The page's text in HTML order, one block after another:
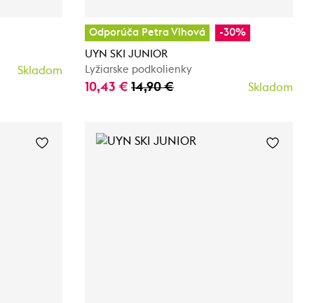
Skladom
Odporúča Petra Vlhová -30%
UYN SKI JUNIOR
Lyžiarske podkolienky
10,43 € 14,90 € Skladom